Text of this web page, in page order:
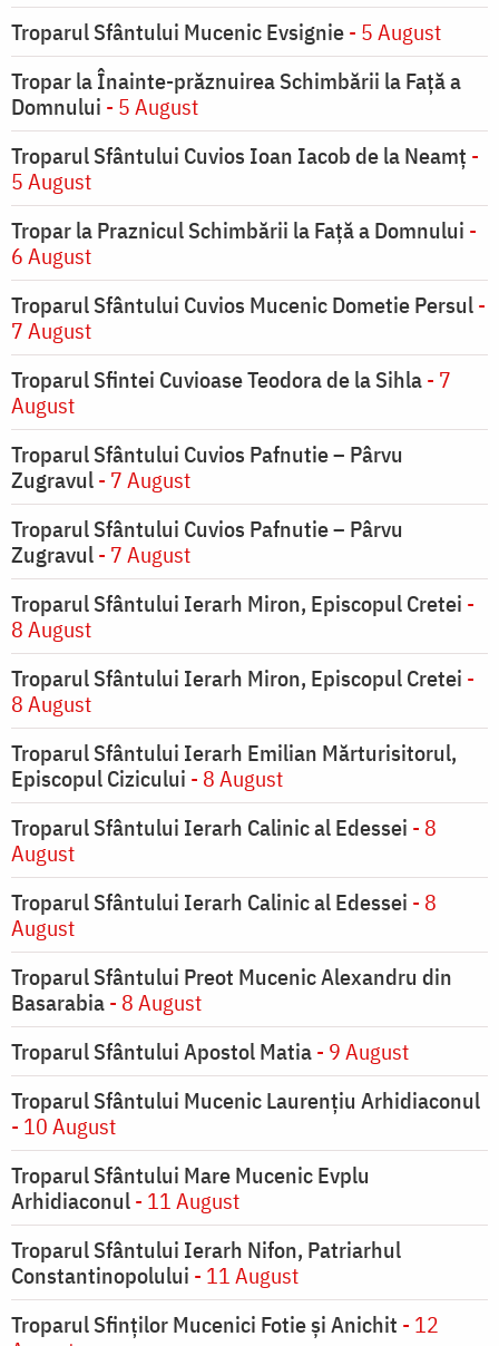
Troparul Sfântului Mucenic Evsignie- 5 August
Tropar la Înainte-prăznuirea Schimbării la Faţă a
Domnului - 5 August
Troparul Sfântului Cuvios Ioan Iacob de la Neamț -
5 August
Tropar la Praznicul Schimbării la Faţă a Domnului -
6 August
Troparul Sfântului Cuvios Mucenic Dometie Persul-
7 August
Troparul Sfintei Cuvioase Teodora de la Sihla- 7
August
Troparul Sfântului Cuvios Pafnutie – Pârvu
Zugravul- 7 August
Troparul Sfântului Cuvios Pafnutie – Pârvu
Zugravul- 7 August
Troparul Sfântului Ierarh Miron, Episcopul Cretei -
8 August
Troparul Sfântului Ierarh Miron, Episcopul Cretei -
8 August
Troparul Sfântului Ierarh Emilian Mărturisitorul,
Episcopul Cizicului - 8 August
Troparul Sfântului Ierarh Calinic al Edessei - 8
August
Troparul Sfântului Ierarh Calinic al Edessei - 8
August
Troparul Sfântului Preot Mucenic Alexandru din
Basarabia- 8 August
Troparul Sfântului Apostol Matia- 9 August
Troparul Sfântului Mucenic Laurențiu Arhidiaconul
- 10 August
Troparul Sfântului Mare Mucenic Evplu
Arhidiaconul- 11 August
Troparul Sfântului Ierarh Nifon, Patriarhul
Constantinopolului - 11 August
Troparul Sfinţilor Mucenici Fotie şi Anichit - 12